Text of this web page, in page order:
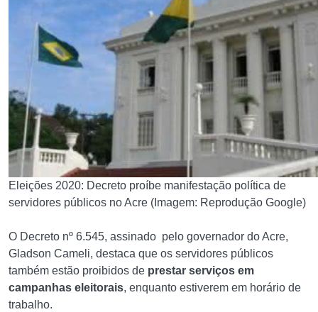
Eleições 2020: Decreto proíbe manifestação política de
servidores públicos no Acre (Imagem: Reprodução Google)
O Decreto nº 6.545, assinado pelo governador do Acre,
Gladson Cameli, destaca que os servidores públicos
também estão proibidos de prestar serviços em
campanhas eleitorais, enquanto estiverem em horário de
trabalho.